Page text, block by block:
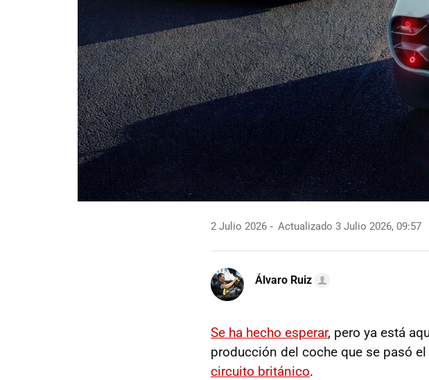
2 Julio 2026 Actualizado 3 Julio 2026, 09:57
Álvaro Ruiz
Se ha hecho esperar, pero ya está
producción del coche que se pasó
circuito británico.